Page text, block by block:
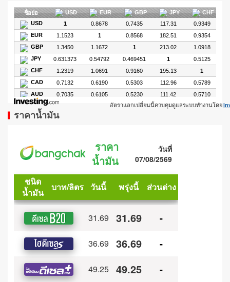
อัตราแลกเปลี่ยนนี้ควบคุมดูแลระบบทำงานโดย
ราคาน้ำมัน